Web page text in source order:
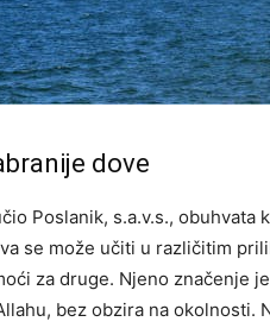
dove
Poslanik, s.a.v.s.,
se može učiti u različitim
za druge. Njeno značenje
bez obzira na okolnosti.